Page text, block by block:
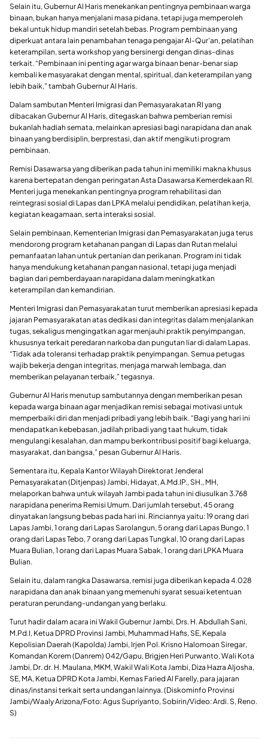
Selain itu, Gubernur Al Haris menekankan pentingnya pembinaan warga
binaan, bukan hanya menjalani masa pidana, tetapi juga memperoleh
bekal untuk hidup mandiri setelah bebas. Program pembinaan yang
diperkuat antara lain penambahan tenaga pengajar Al-Qur’an, pelatihan
keterampilan, serta workshop yang bersinergi dengan dinas-dinas
terkait. “Pembinaan ini penting agar warga binaan benar-benar siap
kembali ke masyarakat dengan mental, spiritual, dan keterampilan yang
lebih baik,” tambah Gubernur Al Haris.
Dalam sambutan Menteri Imigrasi dan Pemasyarakatan RI yang
dibacakan Gubernur Al Haris, ditegaskan bahwa pemberian remisi
bukanlah hadiah semata, melainkan apresiasi bagi narapidana dan anak
binaan yang berdisiplin, berprestasi, dan aktif mengikuti program
pembinaan.
Remisi Dasawarsa yang diberikan pada tahun ini memiliki makna khusus
karena bertepatan dengan peringatan Asta Dasawarsa Kemerdekaan RI.
Menteri juga menekankan pentingnya program rehabilitasi dan
reintegrasi sosial di Lapas dan LPKA melalui pendidikan, pelatihan kerja,
kegiatan keagamaan, serta interaksi sosial.
Selain pembinaan, Kementerian Imigrasi dan Pemasyarakatan juga terus
mendorong program ketahanan pangan di Lapas dan Rutan melalui
pemanfaatan lahan untuk pertanian dan perikanan. Program ini tidak
hanya mendukung ketahanan pangan nasional, tetapi juga menjadi
bagian dari pemberdayaan narapidana dalam meningkatkan
keterampilan dan kemandirian.
Menteri Imigrasi dan Pemasyarakatan turut memberikan apresiasi kepada
jajaran Pemasyarakatan atas dedikasi dan integritas dalam menjalankan
tugas, sekaligus mengingatkan agar menjauhi praktik penyimpangan,
khususnya terkait peredaran narkoba dan pungutan liar di dalam Lapas.
“Tidak ada toleransi terhadap praktik penyimpangan. Semua petugas
wajib bekerja dengan integritas, menjaga marwah lembaga, dan
memberikan pelayanan terbaik,” tegasnya.
Gubernur Al Haris menutup sambutannya dengan memberikan pesan
kepada warga binaan agar menjadikan remisi sebagai motivasi untuk
memperbaiki diri dan menjadi pribadi yang lebih baik. “Bagi yang hari ini
mendapatkan kebebasan, jadilah pribadi yang taat hukum, tidak
mengulangi kesalahan, dan mampu berkontribusi positif bagi keluarga,
masyarakat, dan bangsa,” pesan Gubernur Al Haris.
Sementara itu, Kepala Kantor Wilayah Direktorat Jenderal
Pemasyarakatan (Ditjenpas) Jambi, Hidayat, A.Md.IP., SH., MH,
melaporkan bahwa untuk wilayah Jambi pada tahun ini diusulkan 3.768
narapidana penerima Remisi Umum. Dari jumlah tersebut, 45 orang
dinyatakan langsung bebas pada hari ini. Rinciannya yaitu: 19 orang dari
Lapas Jambi, 1 orang dari Lapas Sarolangun, 5 orang dari Lapas Bungo, 1
orang dari Lapas Tebo, 7 orang dari Lapas Tungkal, 10 orang dari Lapas
Muara Bulian, 1 orang dari Lapas Muara Sabak, 1 orang dari LPKA Muara
Bulian.
Selain itu, dalam rangka Dasawarsa, remisi juga diberikan kepada 4.028
narapidana dan anak binaan yang memenuhi syarat sesuai ketentuan
peraturan perundang-undangan yang berlaku.
Turut hadir dalam acara ini Wakil Gubernur Jambi, Drs. H. Abdullah Sani,
M.Pd.I, Ketua DPRD Provinsi Jambi, Muhammad Hafis, SE, Kepala
Kepolisian Daerah (Kapolda) Jambi, Irjen Pol. Krisno Halomoan Siregar,
Komandan Korem (Danrem) 042/Gapu, Brigjen Heri Purwanto, Wali Kota
Jambi, Dr. dr. H. Maulana, MKM, Wakil Wali Kota Jambi, Diza Hazra Aljosha,
SE, MA, Ketua DPRD Kota Jambi, Kemas Faried Al Farelly, para jajaran
dinas/instansi terkait serta undangan lainnya. (Diskominfo Provinsi
Jambi/Waaly Arizona/Foto: Agus Supriyanto, Sobirin/Video: Ardi. S, Reno.
S)